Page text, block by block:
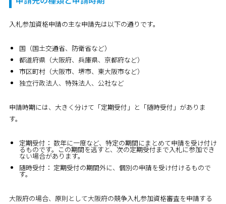
入札参加資格申請の主な申請先は以下の通りです。
国（国土交通省、防衛省など）
都道府県（大阪府、兵庫県、京都府など）
市区町村（大阪市、堺市、東大阪市など）
独立行政法人、特殊法人、公社など
申請時期には、大きく分けて「定期受付」と「随時受付」がありま
す。
定期受付： 数年に一度など、特定の期間にまとめて申請を受け付け
るものです。この期間を逃すと、次の定期受付まで入札に参加でき
ない場合があります。
随時受付： 定期受付の期間外に、個別の申請を受け付けるもので
す。
大阪府の場合、原則として大阪府の競争入札参加資格審査を申請する